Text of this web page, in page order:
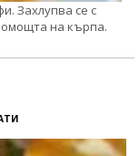
Захлупва се с
на кърпа.